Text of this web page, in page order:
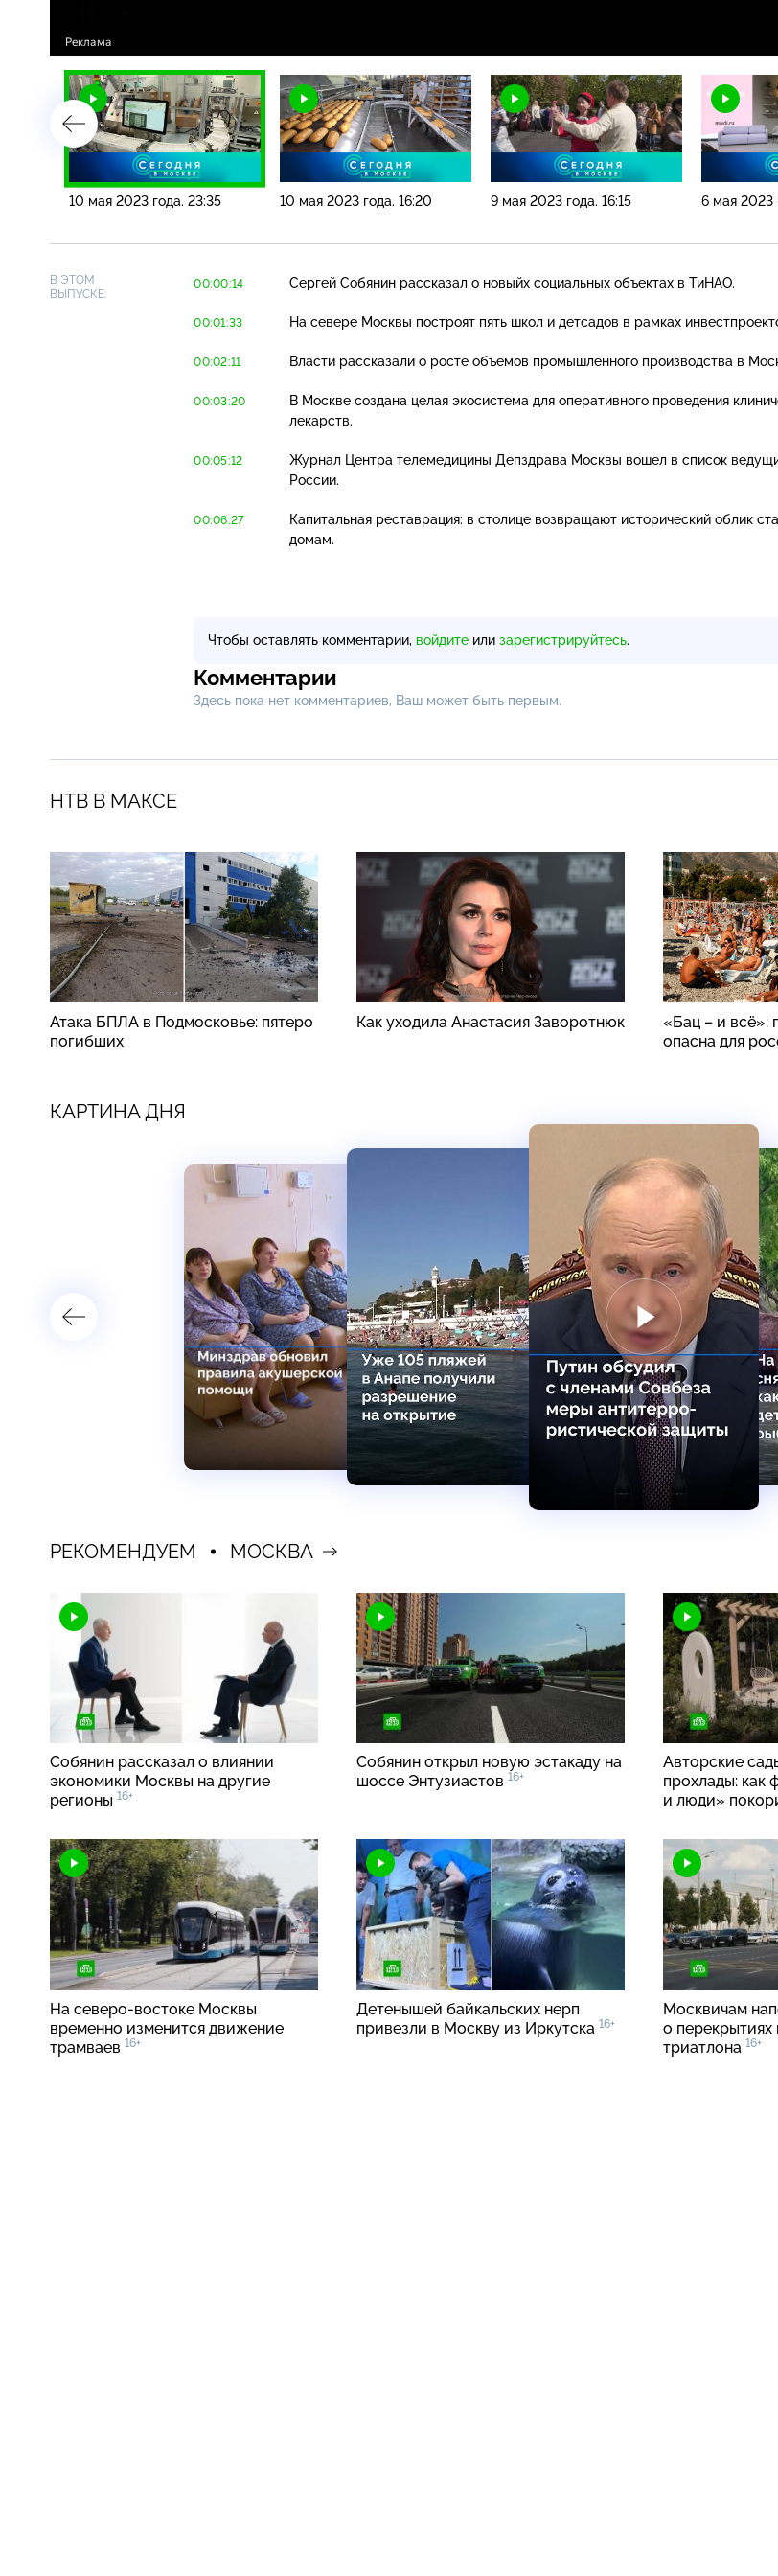
10 мая 2023 года. 23:35 10 мая 2023 года. 16:20 9 мая 2023 года. 16:15 6 мая 2023
В ЭТОМ
ВЫПУСКЕ:
00:00:14 Сергей Собянин рассказал о новыйх социальных объектах в ТиНАО.
00:01:33 На севере Москвы построят пять школ и детсадов в рамках
00:02:11 Власти рассказали о росте объемов промышленного производства в
00:03:20
В Москве создана целая экосистема для оперативного проведения
лекарств.
00:05:12
Журнал Центра телемедицины Депздрава Москвы вошел в список
России.
00:06:27
Капитальная реставрация: в столице возвращают исторический облик
домам.
Чтобы оставлять комментарии, войдите или зарегистрируйтесь.
Комментарии
Здесь пока нет комментариев, Ваш может быть первым.
НТВ В МАКСЕ
Атака БПЛА в Подмосковье: пятеро
погибших
Как уходила Анастасия Заворотнюк
«Бац – и всё»:
опасна для
КАРТИНА ДНЯ
РЕКОМЕНДУЕМ МОСКВА
Собянин рассказал о влиянии
экономики Москвы на другие
регионы 16+
Собянин открыл новую эстакаду на
шоссе Энтузиастов 16+
Авторские
прохлады: как
и люди»
На северо-востоке Москвы
временно изменится движение
трамваев 16+
Детенышей байкальских нерп
привезли в Москву из Иркутска 16+
Москвичам
о
триатлона 16+